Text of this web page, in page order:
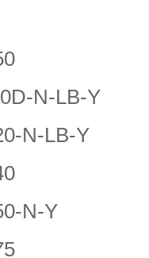
N-LB-Y
N-LB-Y
N-Y